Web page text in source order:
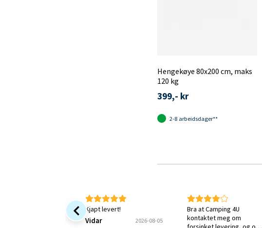
Hengekøye 80x200 cm, maks
120 kg
399,- kr
2-8 arbeidsdager**
Kjapt levert!
Vidar 2026-08-05
Bra at Camping 4U
kontaktet meg om